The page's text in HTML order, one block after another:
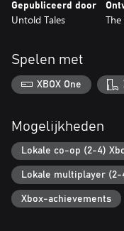
Dit is geen makkelijke
meegenomen.
zooitje van maakt. Denk
verven, tegels leggen,
rommel opruimen.
Een gloednieuwe speler
verbouwers lijnrecht
meeste taken af te
stap te dwarsbomen.
iedereen scherp en
gespeeld, tot maximaal 4
Gepubliceerd door
Untold Tales
Spelen met
XBOX One
Mogelijkheden
Lokale co-op (2-4)
Lokale multiplayer (2-
Xbox-achievements